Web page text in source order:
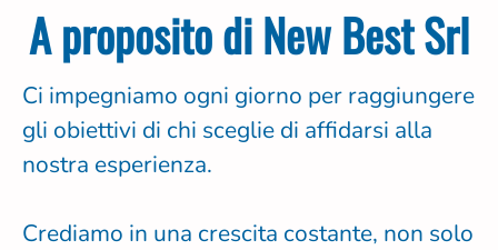
A proposito di New Best Srl
Ci impegniamo ogni giorno per raggiungere
gli obiettivi di chi sceglie di affidarsi alla
nostra esperienza.
Crediamo in una crescita costante, non solo